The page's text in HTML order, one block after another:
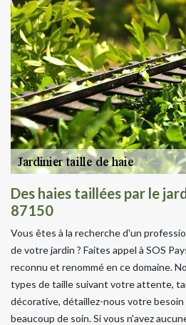
Des haies taillées par le
87150
Vous êtes à la recherche d'un
de votre jardin ? Faites appel à SOS
reconnu et renommé en ce domaine.
types de taille suivant votre attente,
décorative, détaillez-nous votre besoin
beaucoup de soin. Si vous n'avez